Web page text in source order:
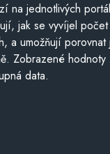
na jednotlivých
jak se vyvíjel
a umožňují
Zobrazené hodnoty
data.